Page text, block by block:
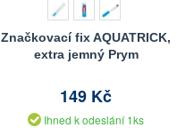
Značkovací fix AQUATRICK,
extra jemný Prym
149 Kč
Ihned k odeslání 1ks